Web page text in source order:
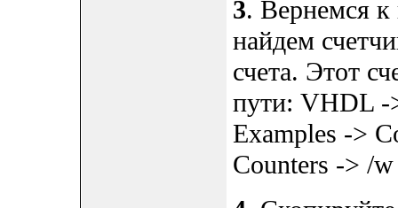
3. Вернемся к
найдем
счета. Этот
пути: VHDL -
Examples ->
Counters -> /